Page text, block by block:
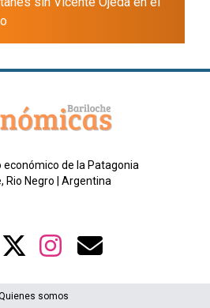
económico de la Patagonia
Rio Negro | Argentina
somos